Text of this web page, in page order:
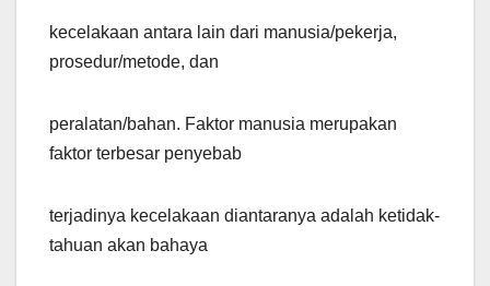
kecelakaan antara lain dari manusia/pekerja,
prosedur/metode, dan
peralatan/bahan. Faktor manusia merupakan
faktor terbesar penyebab
terjadinya kecelakaan diantaranya adalah ketidak-
tahuan akan bahaya